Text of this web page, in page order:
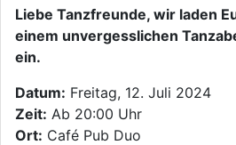
Liebe Tanzfreunde, wir laden
einem unvergesslichen
ein.
Datum: Freitag, 12. Juli 2024
Zeit: Ab 20:00 Uhr
Ort: Café Pub Duo